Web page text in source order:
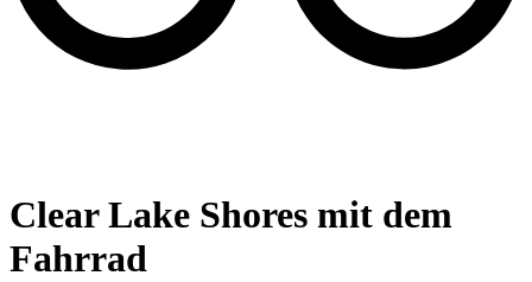
Clear Lake Shores mit dem
Fahrrad